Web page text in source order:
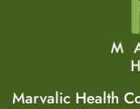
Marvalic Health